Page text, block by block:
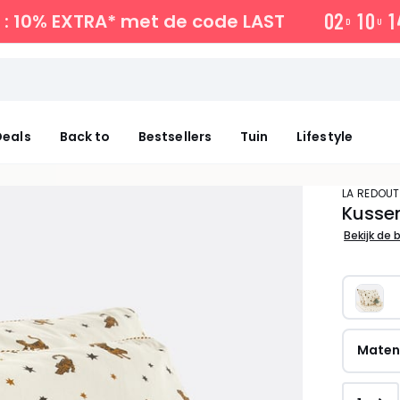
10% EXTRA* met de code LAST 02 D 10 U 1
Back to Bestsellers Tuin Lifestyle
LA
Bekijk de
Maten